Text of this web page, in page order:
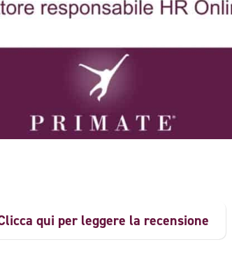
qui per leggere la recensione